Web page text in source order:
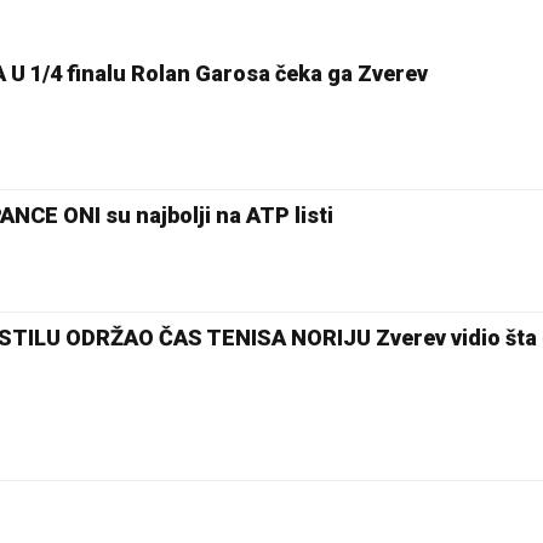
U 1/4 finalu Rolan Garosa čeka ga Zverev
ONI su najbolji na ATP listi
ODRŽAO ČAS TENISA NORIJU Zverev vidio